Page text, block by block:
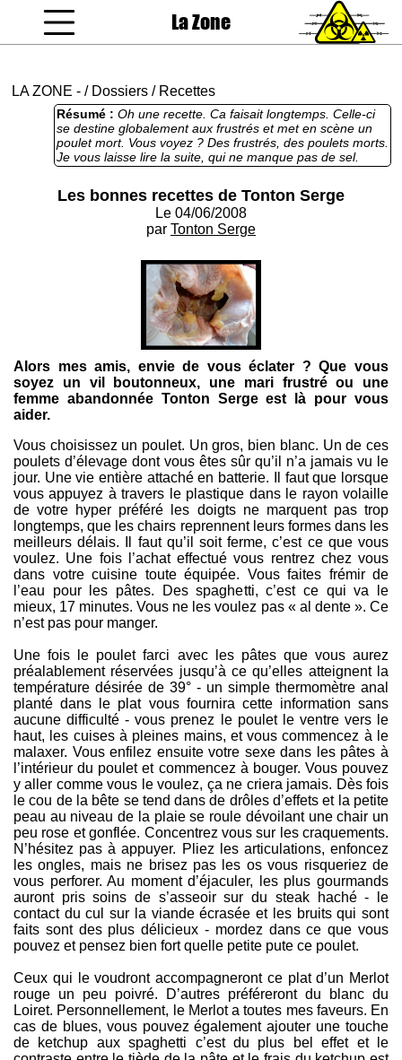
La Zone
LA ZONE - / Dossiers / Recettes
Résumé : Oh une recette. Ca faisait longtemps. Celle-ci
se destine globalement aux frustrés et met en scène un
poulet mort. Vous voyez ? Des frustrés, des poulets morts.
Je vous laisse lire la suite, qui ne manque pas de sel.
Les bonnes recettes de Tonton Serge
Le 04/06/2008
par Tonton Serge
Alors mes amis, envie de vous éclater ? Que vous
soyez un vil boutonneux, une mari frustré ou une
femme abandonnée Tonton Serge est là pour vous
aider.
Vous choisissez un poulet. Un gros, bien blanc. Un de ces
poulets d’élevage dont vous êtes sûr qu’il n’a jamais vu le
jour. Une vie entière attaché en batterie. Il faut que lorsque
vous appuyez à travers le plastique dans le rayon volaille
de votre hyper préféré les doigts ne marquent pas trop
longtemps, que les chairs reprennent leurs formes dans les
meilleurs délais. Il faut qu’il soit ferme, c’est ce que vous
voulez. Une fois l’achat effectué vous rentrez chez vous
dans votre cuisine toute équipée. Vous faites frémir de
l’eau pour les pâtes. Des spaghetti, c’est ce qui va le
mieux, 17 minutes. Vous ne les voulez pas « al dente ». Ce
n’est pas pour manger.
Une fois le poulet farci avec les pâtes que vous aurez
préalablement réservées jusqu’à ce qu’elles atteignent la
température désirée de 39° - un simple thermomètre anal
planté dans le plat vous fournira cette information sans
aucune difficulté - vous prenez le poulet le ventre vers le
haut, les cuises à pleines mains, et vous commencez à le
malaxer. Vous enfilez ensuite votre sexe dans les pâtes à
l’intérieur du poulet et commencez à bouger. Vous pouvez
y aller comme vous le voulez, ça ne criera jamais. Dès fois
le cou de la bête se tend dans de drôles d’effets et la petite
peau au niveau de la plaie se roule dévoilant une chair un
peu rose et gonflée. Concentrez vous sur les craquements.
N’hésitez pas à appuyer. Pliez les articulations, enfoncez
les ongles, mais ne brisez pas les os vous risqueriez de
vous perforer. Au moment d’éjaculer, les plus gourmands
auront pris soins de s’asseoir sur du steak haché - le
contact du cul sur la viande écrasée et les bruits qui sont
faits sont des plus délicieux - mordez dans ce que vous
pouvez et pensez bien fort quelle petite pute ce poulet.
Ceux qui le voudront accompagneront ce plat d’un Merlot
rouge un peu poivré. D’autres préféreront du blanc du
Loiret. Personnellement, le Merlot a toutes mes faveurs. En
cas de blues, vous pouvez également ajouter une touche
de ketchup aux spaghetti c’est du plus bel effet et le